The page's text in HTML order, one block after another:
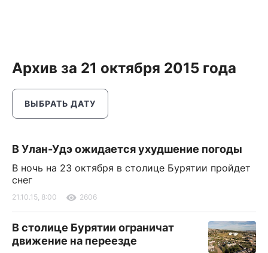
Архив за 21 октября 2015 года
ВЫБРАТЬ ДАТУ
В Улан-Удэ ожидается ухудшение погоды
В ночь на 23 октября в столице Бурятии пройдет
снег
21.10.15, 8:00 2606
В столице Бурятии ограничат
движение на переезде